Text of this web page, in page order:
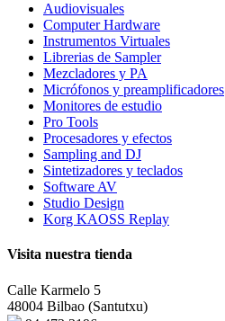
Audiovisuales
Computer Hardware
Instrumentos Virtuales
Librerias de Sampler
Mezcladores y PA
Micrófonos y preamplificadores
Monitores de estudio
Pro Tools
Procesadores y efectos
Sampling and DJ
Sintetizadores y teclados
Software AV
Studio Design
Korg KAOSS Replay
Visita nuestra tienda
Calle Karmelo 5
48004 Bilbao (Santutxu)